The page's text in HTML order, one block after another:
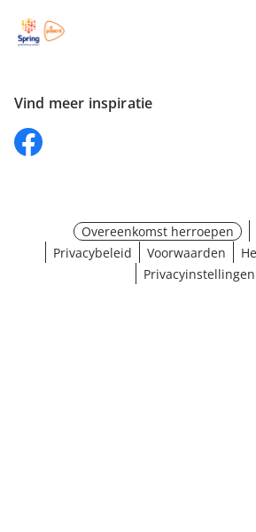
Vind meer inspiratie
Overeenkomst herroepen
Privacybeleid
Voorwaarden
Privacyinstellingen